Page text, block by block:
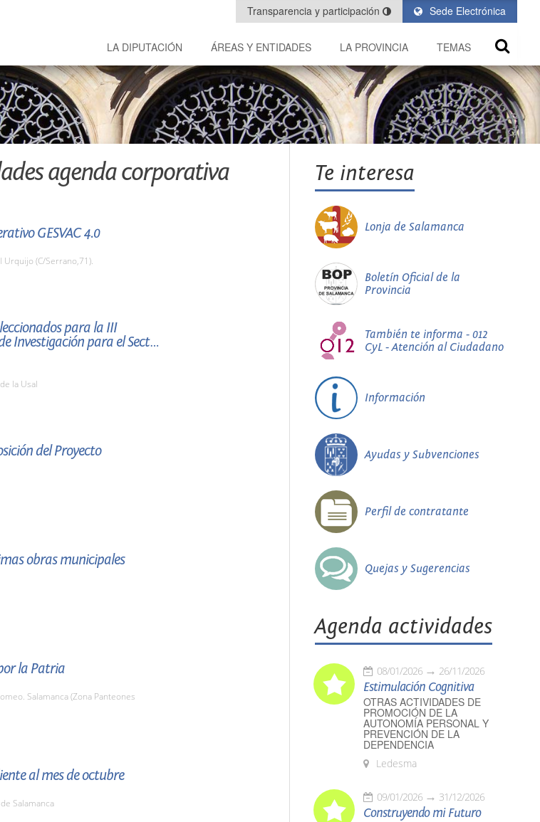
Sede Electrónica
Transparencia y participación
LA DIPUTACIÓN ÁREAS Y ENTIDADES LA PROVINCIA TEMAS
agenda corporativa
GESVAC 4.0
Urquijo (C/Serrano,71).
para la III
Investigación para el Sector
la Usal
del Proyecto
obras municipales
la Patria
Salamanca (Zona Panteones
al mes de octubre
Salamanca
Te interesa
Lonja de Salamanca
Boletín Oficial de la
Provincia
También te informa - 012
CyL - Atención al Ciudadano
Información
Ayudas y Subvenciones
Perfil de contratante
Quejas y Sugerencias
Agenda actividades
08/01/2026 26/11/2026
Estimulación Cognitiva
OTRAS ACTIVIDADES DE
PROMOCIÓN DE LA
AUTONOMÍA PERSONAL Y
PREVENCIÓN DE LA
DEPENDENCIA
Ledesma
09/01/2026 31/12/2026
Construyendo mi Futuro